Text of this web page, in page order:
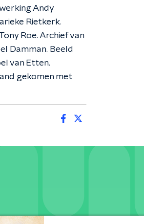
Andy
Rietkerk.
Roe. Archief van
Damman. Beeld
van Etten.
gekomen met